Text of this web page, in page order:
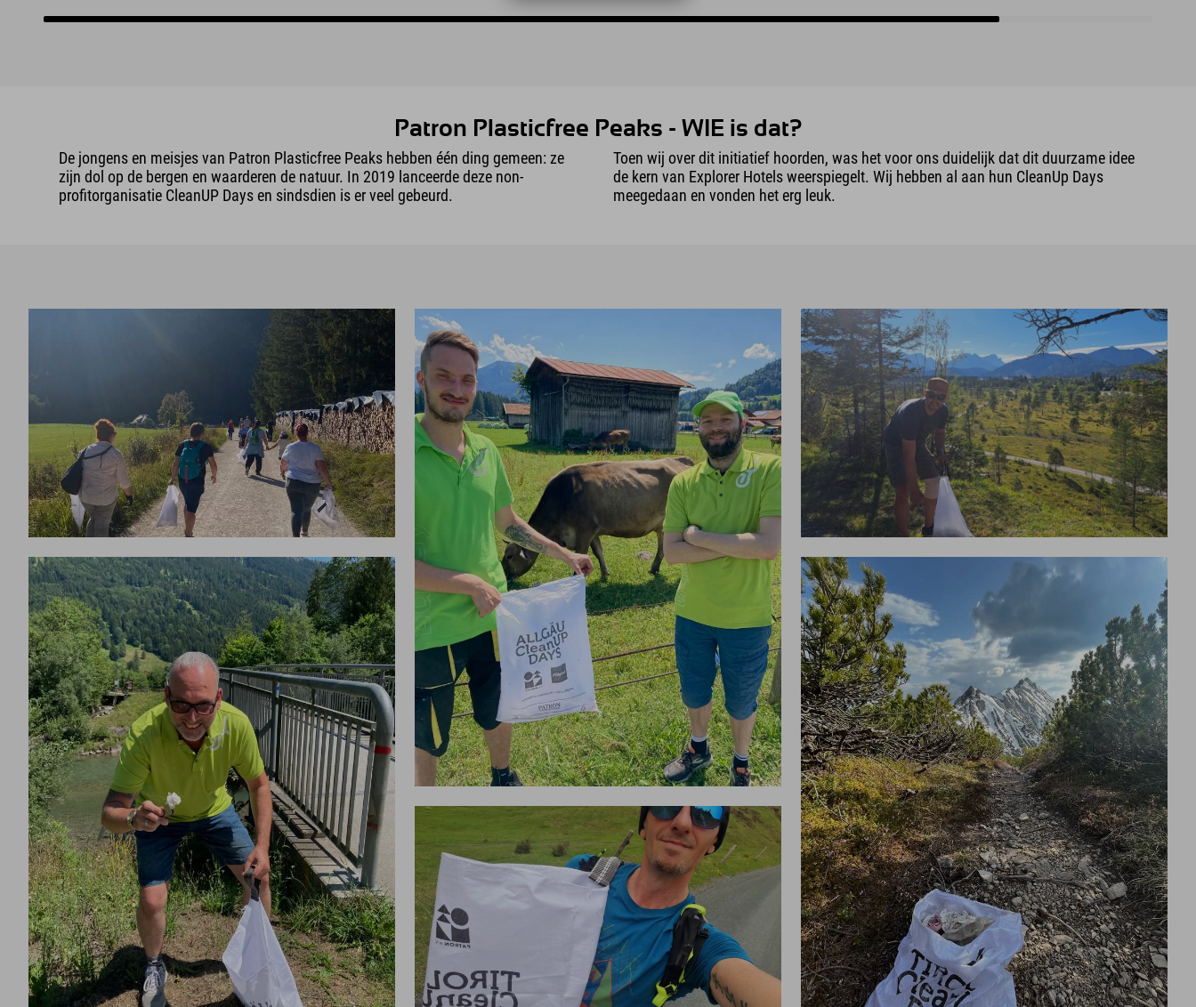
Patron Plasticfree Peaks - WIE is dat?
De jongens en meisjes van Patron Plasticfree Peaks hebben één ding gemeen: ze
zijn dol op de bergen en waarderen de natuur. In 2019 lanceerde deze non-
profitorganisatie CleanUP Days en sindsdien is er veel gebeurd.
Toen wij over dit initiatief hoorden, was het voor ons duidelijk dat dit duurzame idee
de kern van Explorer Hotels weerspiegelt. Wij hebben al aan hun CleanUp Days
meegedaan en vonden het erg leuk.